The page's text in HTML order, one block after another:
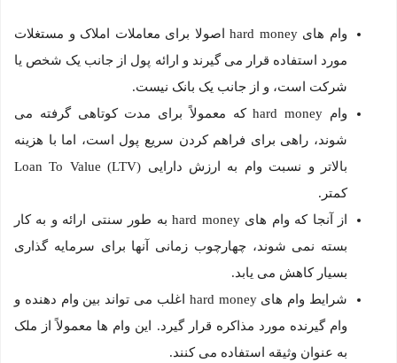
وام های hard money اصولا برای معاملات املاک و مستغلات
مورد استفاده قرار می گیرند و ارائه پول از جانب یک شخص یا
شرکت است، و از جانب یک بانک نیست.
وام hard money که معمولاً برای مدت کوتاهی گرفته می
شوند، راهی برای فراهم کردن سریع پول است، اما با هزینه
بالاتر و نسبت وام به ارزش دارایی Loan To Value (LTV)
کمتر.
از آنجا که وام های hard money به طور سنتی ارائه و به کار
بسته نمی شوند، چهارچوب زمانی آنها برای سرمایه گذاری
بسیار کاهش می یابد.
شرایط وام های hard money اغلب می تواند بین وام دهنده و
وام گیرنده مورد مذاکره قرار گیرد. این وام ها معمولاً از ملک
به عنوان وثیقه استفاده می کنند.